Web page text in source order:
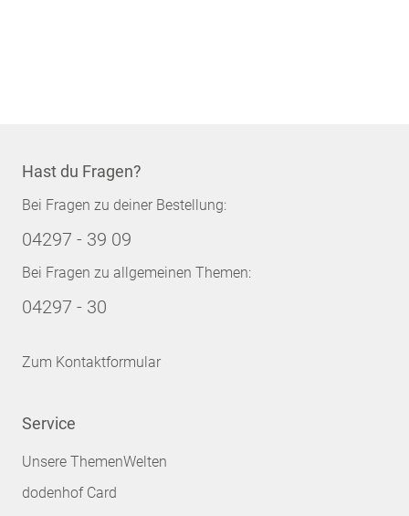
Hast du Fragen?
Bei Fragen zu deiner Bestellung:
04297 - 39 09
Bei Fragen zu allgemeinen Themen:
04297 - 30
Zum Kontaktformular
Service
Unsere ThemenWelten
dodenhof Card